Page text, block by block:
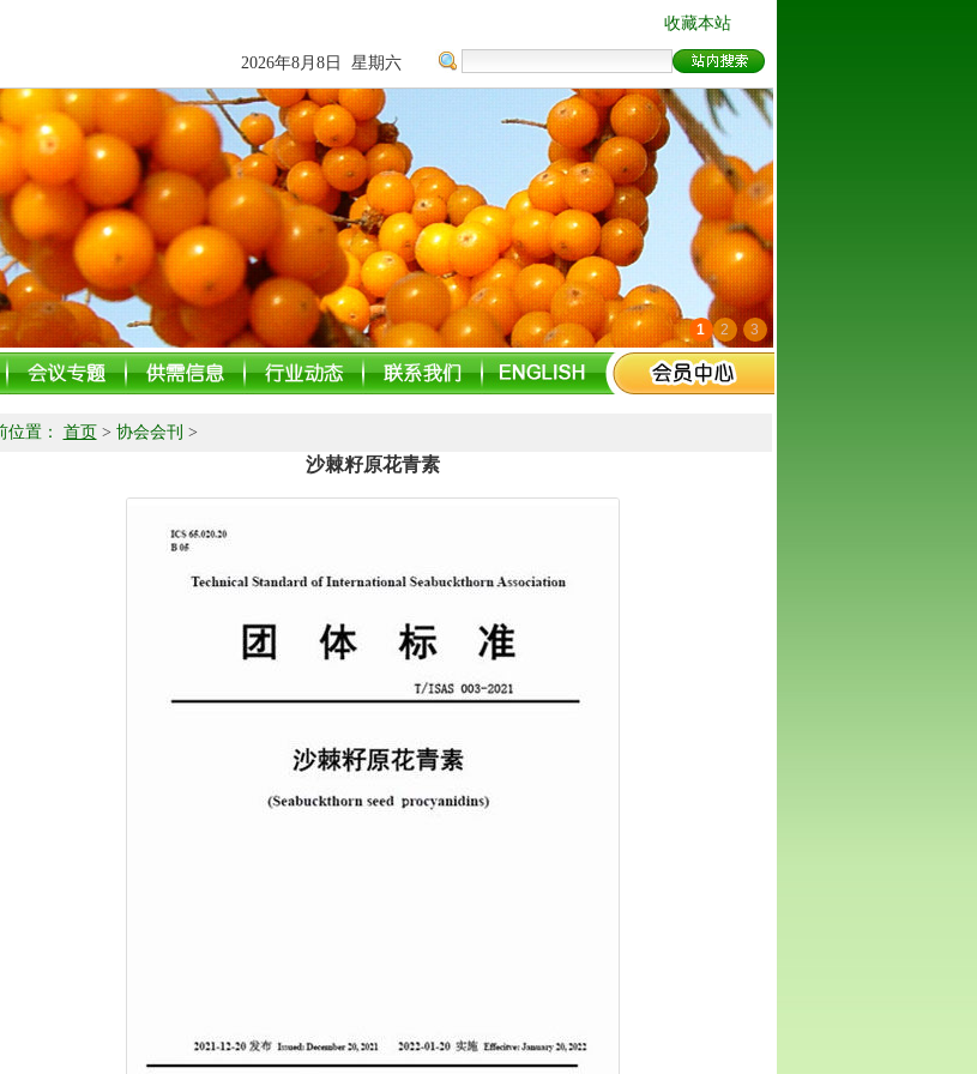
2026年8月8日 星期六
收藏本站
1 2 3
位置： 首页 > 协会会刊 >
沙棘籽原花青素